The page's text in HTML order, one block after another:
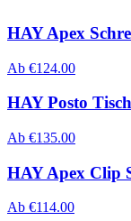
HAY Apex
Ab €124.00
HAY Posto
Ab €135.00
HAY Apex Clip
Ab €114.00